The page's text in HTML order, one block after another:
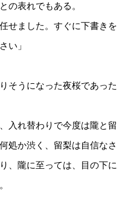
の表れでもある。
せました。すぐに下書きを
い」
そうになった夜桜であった
入れ替わりで今度は隴と留
処か渋く、留梨は自信なさ
、隴に至っては、目の下に